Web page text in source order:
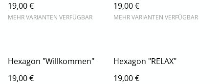
19,00 €
MEHR VARIANTEN VERFÜGBAR
19,00 €
MEHR VARIANTEN VERFÜGBAR
Hexagon "Willkommen"
19,00 €
Hexagon "RELAX"
19,00 €